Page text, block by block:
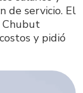
de servicio. El
Chubut
y pidió